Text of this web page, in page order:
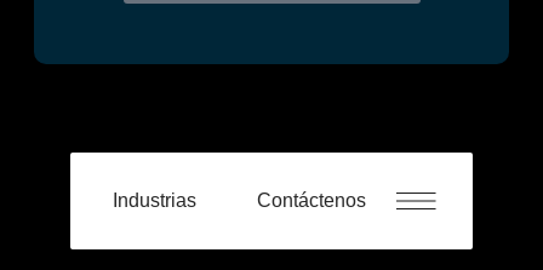
Industrias Contáctenos